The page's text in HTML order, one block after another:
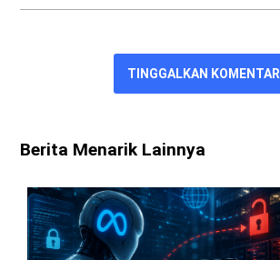
TINGGALKAN KOMENTAR
Berita Menarik Lainnya